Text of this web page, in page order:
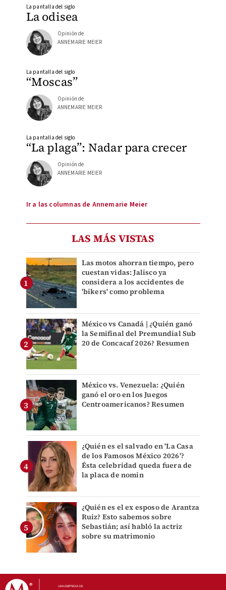
La odisea
La pantalla del siglo
Opinión de
ANNEMARIE MEIER
“Moscas”
La pantalla del siglo
Opinión de
ANNEMARIE MEIER
“La plaga”: Nadar para crecer
La pantalla del siglo
Opinión de
ANNEMARIE MEIER
Ir a las columnas de Annemarie Meier
LAS MÁS VISTAS
Las motos ahorran tiempo, pero
cuestan vidas: Jalisco ya
considera a los accidentes de
'bikers' como problema
México vs Canadá | ¿Quién ganó
la Semifinal del Premundial Sub
20 de Concacaf 2026? Resumen
México vs. Venezuela: ¿Quién
ganó el oro en los Juegos
Centroamericanos? Resumen
¿Quién es el salvado en 'La Casa
de los Famosos México 2026'?
Ésta celebridad queda fuera de
la placa de nomin
¿Quién es el ex esposo de Arantza
Ruiz? Esto sabemos sobre
Sebastián; así habló la actriz
sobre su matrimonio